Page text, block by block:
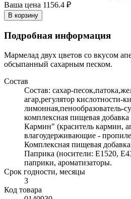
Ваша цена 1156.4 ₽
В корзину
Подробная информация
Мармелад двух цветов со вкусом
обсыпанный сахарным песком.
Состав
Состав: сахар-
агар,регулятор кислотности-
лимонная,пенообразователь-
комплексная пищевая
Кармин" (краситель кармин,
влагоудерживающие -
Комплексная пищевая
Паприка (носители: Е1520,
паприки, ароматизаторы.
Срок годности, месяцы
3
Код товара